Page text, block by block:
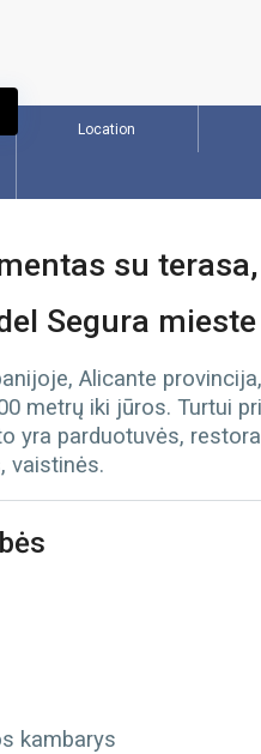
Location
su
Segura mieste
Alicante
metrų iki jūros. Turtui
yra parduotuvės,
vaistinės.
kambarys